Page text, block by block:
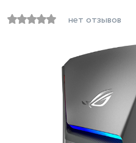
нет отзывов